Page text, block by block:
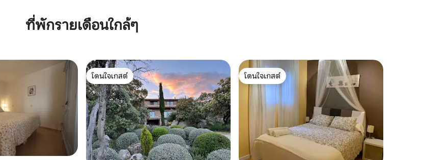
ที่พักรายเดือนใกล้ๆ
โดนใจเกสต์
โดนใจเกสต์
โดนใจเกสต์
โดนใจเกสต์